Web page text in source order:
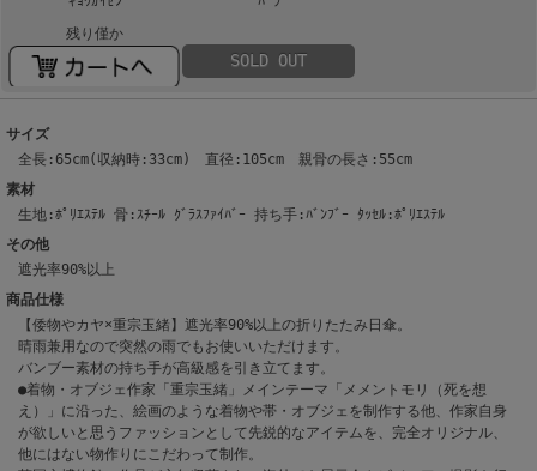
残り僅か
SOLD OUT
サイズ
全長:65cm(収納時:33cm) 直径:105cm 親骨の長さ:55cm
素材
生地:ﾎﾟﾘｴｽﾃﾙ 骨:ｽﾁｰﾙ ｸﾞﾗｽﾌｧｲﾊﾞｰ 持ち手:ﾊﾞﾝﾌﾞｰ ﾀｯｾﾙ:ﾎﾟﾘｴｽﾃﾙ
その他
遮光率90%以上
商品仕様
【倭物やカヤ×重宗玉緒】遮光率90%以上の折りたたみ日傘。
晴雨兼用なので突然の雨でもお使いいただけます。
バンブー素材の持ち手が高級感を引き立てます。
●着物・オブジェ作家「重宗玉緒」メインテーマ「メメントモリ（死を想
え）」に沿った、絵画のような着物や帯・オブジェを制作する他、作家自身
が欲しいと思うファッションとして先鋭的なアイテムを、完全オリジナル、
他にはない物作りにこだわって制作。